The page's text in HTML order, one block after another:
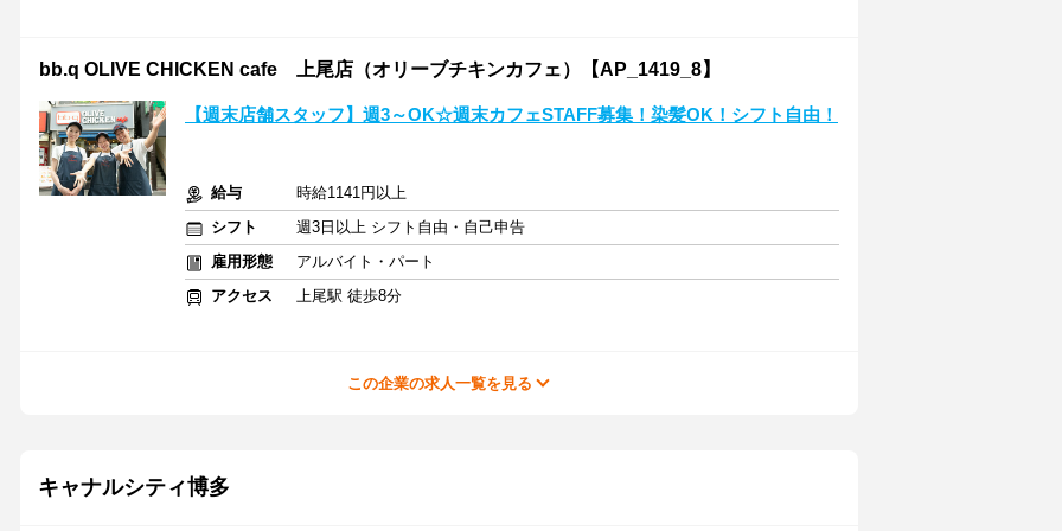
bb.q OLIVE CHICKEN cafe 上尾店（オリーブチキンカフェ）【AP_1419_8】
【週末店舗スタッフ】週3～OK☆週末カフェSTAFF募集！染髪OK！シフト自由！
給与
時給1141円以上
シフト
週3日以上 シフト自由・自己申告
雇用形態
アルバイト・パート
アクセス
上尾駅 徒歩8分
この企業の求人一覧を見る
キャナルシティ博多